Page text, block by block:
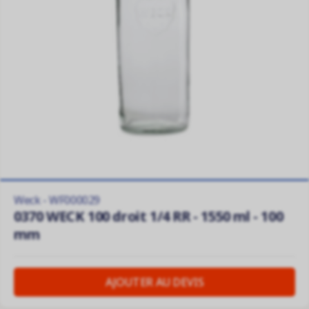
Weck - WF000029
0370 WECK 100 droit 1/4 RR - 1550 ml - 100
mm
AJOUTER AU DEVIS